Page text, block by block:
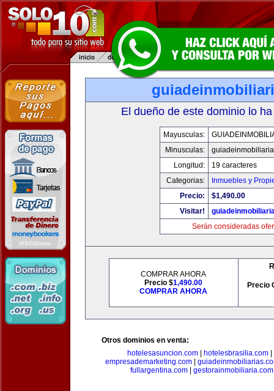
El dueño de este dominio lo
Mayusculas:
Minusculas:
Longitud:
19 caracteres
Categorias:
Inmuebles y
Precio:
$1,490.00
Visitar!
Serán consideradas
COMPRAR AHORA
Precio $1,490.00
COMPRAR AHORA
Precio
Otros dominios en venta:
hotelesasuncion.com| hotelesbrasilia.com|
empresademarketing.com|
fullargentina.com
gestorainmobiliaria.com